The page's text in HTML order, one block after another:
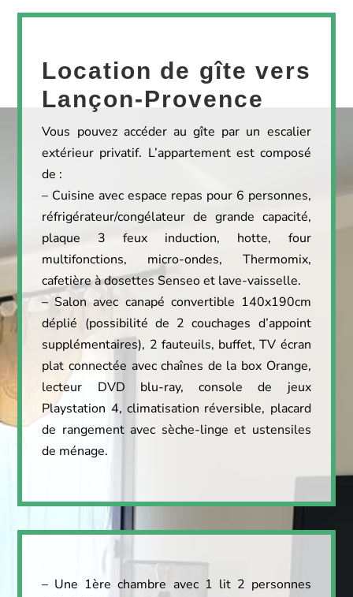
Location de gîte vers
Lançon-Provence
Vous pouvez accéder au gîte par un escalier
extérieur privatif. L’appartement est composé
de :
– Cuisine avec espace repas pour 6 personnes,
réfrigérateur/congélateur de grande capacité,
plaque 3 feux induction, hotte, four
multifonctions, micro-ondes, Thermomix,
cafetière à dosettes Senseo et lave-vaisselle.
– Salon avec canapé convertible 140x190cm
déplié (possibilité de 2 couchages d’appoint
supplémentaires), 2 fauteuils, buffet, TV écran
plat connectée avec chaînes de la box Orange,
lecteur DVD blu-ray, console de jeux
Playstation 4, climatisation réversible, placard
de rangement avec sèche-linge et ustensiles
de ménage.
– Une 1ère chambre avec 1 lit 2 personnes